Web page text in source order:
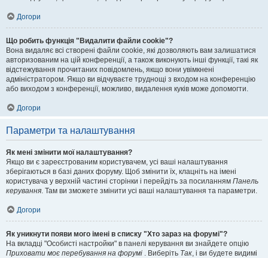
Догори
Що робить функція "Видалити файли cookie"?
Вона видаляє всі створені файли cookie, які дозволяють вам залишатися
авторизованим на цій конференції, а також виконують інші функції, такі як
відстежування прочитаних повідомлень, якщо вони увімкнені
адміністратором. Якщо ви відчуваєте труднощі з входом на конференцію
або виходом з конференції, можливо, видалення куків може допомогти.
Догори
Параметри та налаштування
Як мені змінити мої налаштування?
Якщо ви є зареєстрованим користувачем, усі ваші налаштування
зберігаються в базі даних форуму. Щоб змінити їх, клацніть на імені
користувача у верхній частині сторінки і перейдіть за посиланням Панель
керування. Там ви зможете змінити усі ваші налаштування та параметри.
Догори
Як уникнути появи мого імені в списку "Хто зараз на форумі"?
На вкладці "Особисті настройки" в панелі керування ви знайдете опцію
Приховати моє перебування на форумі . Виберіть Так, і ви будете видимі